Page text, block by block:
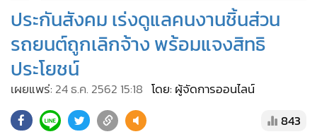
ผู้จัดการรายวัน
• คอลัมนิสต์
• ละคร
• CbizReview
• Cyber BIZ
• ผู้จัดกวน
ประกันสังคม เร่งดูแลคนงานชิ้นส่วน
รถยนต์ถูกเลิกจ้าง พร้อมแจงสิทธิ
ประโยชน์
เผยแพร่: 24 ธ.ค. 2562 15:18 โดย: ผู้จัดการออนไลน์
843